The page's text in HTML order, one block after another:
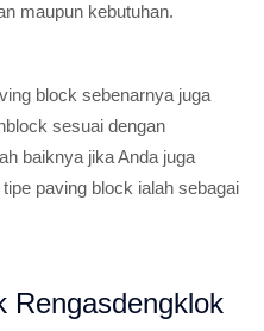
maupun kebutuhan.
block sebenarnya juga
sesuai dengan
baiknya jika Anda juga
paving block ialah sebagai
Rengasdengklok